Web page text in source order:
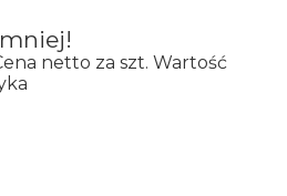
netto za szt. Wartość